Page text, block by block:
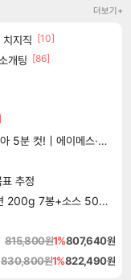
더보기+
지직 [10]
개팅 [86]
이메스·린네·모니에 명함
추정
7봉+소스 50g 7봉)
815,800원1%807,640원
830,800원1%822,490원